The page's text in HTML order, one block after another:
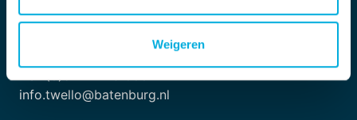
Weigeren
Locatie Twello
+31 (0)571 - 279 000
info.twello@batenburg.nl